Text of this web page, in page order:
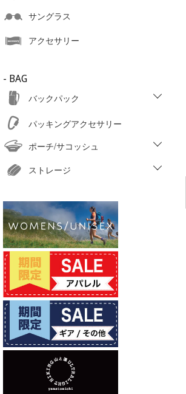
サングラス
アクセサリー
- BAG
バックパック
パッキングアクセサリー
ポーチ/サコッシュ
ストレージ